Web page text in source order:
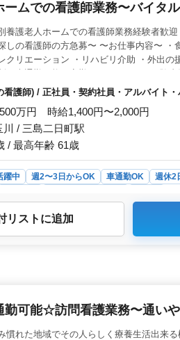
康、厚生など、従業員の安心・安全を
ームでの看護師業務〜バイタ
養護老人ホームでの看護師業務経験者歓
しの看護師の方急募〜 〜お仕事内容〜
クリエーション ・リハビリ介助 ・外出
待ちしております
看護師) / 正社員・契約社員・アルバイト・
万円 時給1,400円〜2,000円
/ 三島二日町駅
/ 最高年齢 61歳
躍中 週2〜3日からOK 車通勤OK 週休2
市玉川にある特別養護老人ホームで
で、ベテラン経験者も歓迎される職
で、年収350万円〜480万円、福利厚
リスト に追加
可能☆訪問看護業務〜通い
慣れた地域でその人らしく療養生活出来